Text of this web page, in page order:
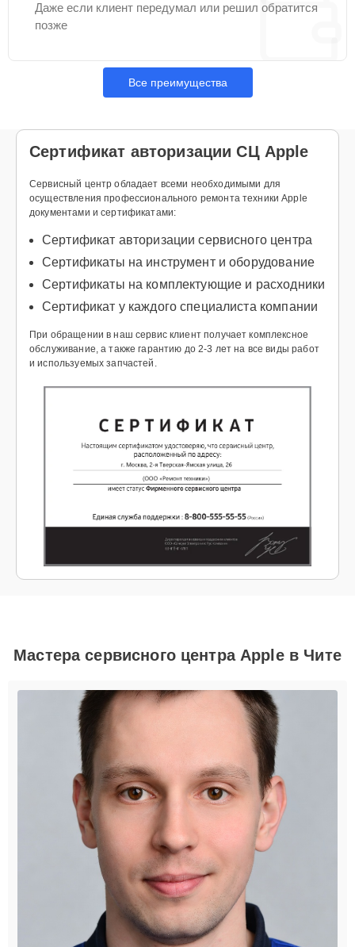
Даже если клиент передумал или решил обратится
позже
Все преимущества
Сертификат авторизации СЦ Apple
Cервисный центр обладает всеми необходимыми для
осуществления профессионального ремонта техники Apple
документами и сертификатами:
Сертификат авторизации сервисного центра
Сертификаты на инструмент и оборудование
Сертификаты на комплектующие и расходники
Сертификат у каждого специалиста компании
При обращении в наш сервис клиент получает комплексное
обслуживание, а также гарантию до 2-3 лет на все виды работ
и используемых запчастей.
Мастера сервисного центра Apple в Чите